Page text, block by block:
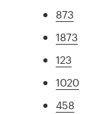
873
1873
123
1020
458